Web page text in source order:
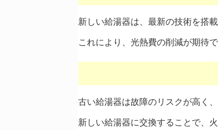
新しい給湯器は、最新の技術を搭
これにより、光熱費の削減が期待で
古い給湯器は故障のリスクが高く
新しい給湯器に交換することで、